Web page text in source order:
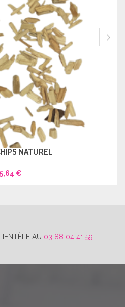
NATUREL
5,64 €
AU 03 88 04 41 59